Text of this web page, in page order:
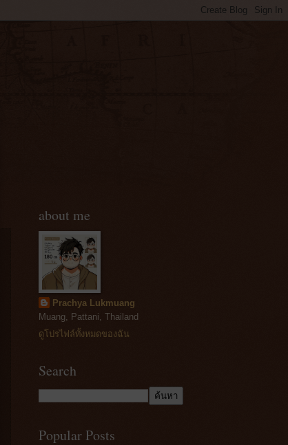
about me
Prachya Lukmuang
Muang, Pattani, Thailand
ดูโปรไฟล์ทั้งหมดของฉัน
Search
Popular Posts